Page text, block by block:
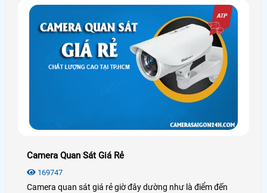
Camera Quan Sát Giá Rẻ
169747
Camera quan sát giá rẻ giờ đây dường như là điểm đến